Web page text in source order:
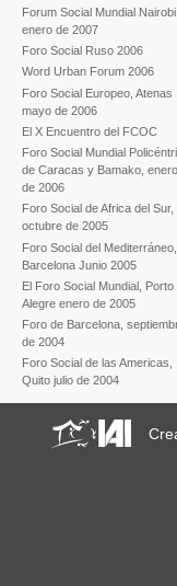
Forum Social Mundial Nairobi,
enero de 2007
Foro Social Ruso 2006
Word Urban Forum 2006
Foro Social Europeo, Atenas
mayo de 2006
El X Encuentro del FCOC
Foro Social Mundial
de Caracas y Bamako, enero
de 2006
Foro Social de Africa del Sur,
octubre de 2005
Foro Social del Mediterráneo,
Barcelona Junio 2005
El Foro Social Mundial, Porto
Alegre enero de 2005
Foro de Barcelona,
de 2004
Foro Social de las Americas,
Quito julio de 2004